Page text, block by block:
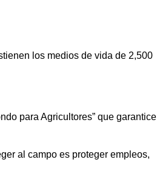
los medios de vida de 2,500
para Agricultores” que garantice
al campo es proteger empleos,